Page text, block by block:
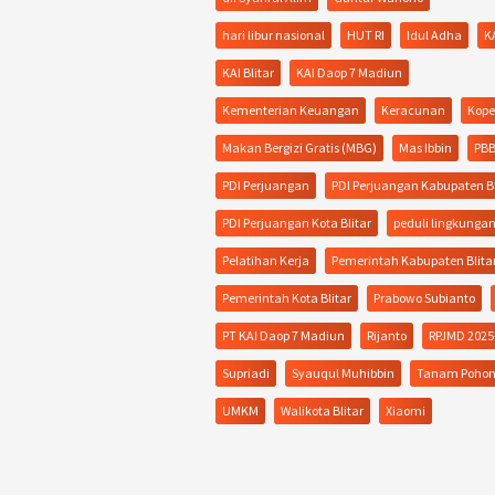
hari libur nasional HUT RI Idul Adha
KAI Blitar KAI Daop 7 Madiun
Kementerian Keuangan Keracunan
Makan Bergizi Gratis (MBG) Mas Ibbin PBB
PDI Perjuangan PDI Perjuangan Kabupaten
PDI Perjuangan Kota Blitar peduli lingkungan
Pelatihan Kerja Pemerintah Kabupaten
Pemerintah Kota Blitar Prabowo Subianto
PT KAI Daop 7 Madiun Rijanto RPJMD
Supriadi Syauqul Muhibbin Tanam Pohon
UMKM Walikota Blitar Xiaomi